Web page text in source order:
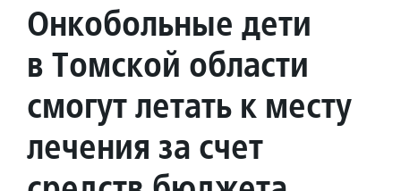
Онкобольные дети
в Томской области
смогут летать к месту
лечения за счет